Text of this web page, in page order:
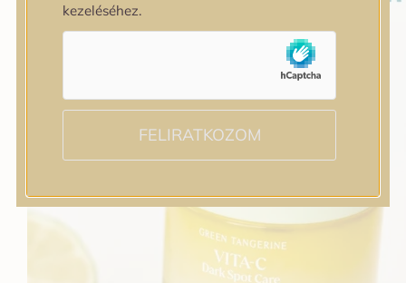
kezeléséhez.
FELIRATKOZOM